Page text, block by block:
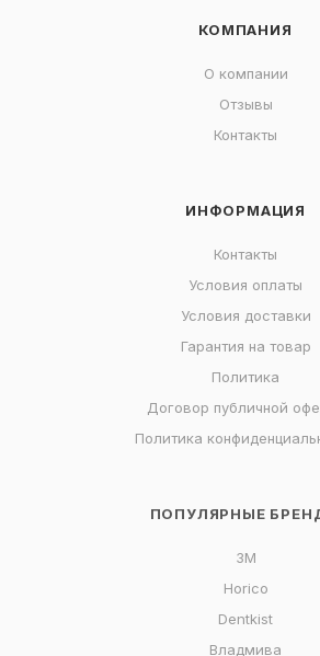
КОМПАНИЯ
О компании
Отзывы
Контакты
ИНФОРМАЦИЯ
Контакты
Условия оплаты
Условия доставки
Гарантия на товар
Политика
Договор публичной
Политика
ПОПУЛЯРНЫЕ
3M
Horico
Dentkist
Владмива